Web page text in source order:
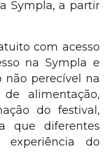
Sympla, a partir
com acesso
na Sympla e
não perecível na
alimentação,
do festival,
que diferentes
do